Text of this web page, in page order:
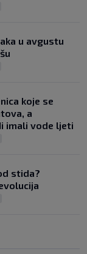
u avgustu
koje se
a
imali vode ljeti
stida?